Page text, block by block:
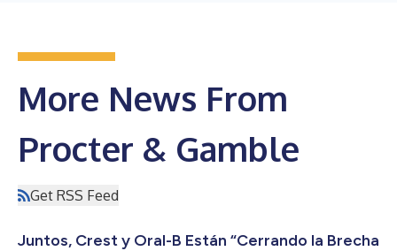
More News From
Procter & Gamble
Get RSS Feed
Juntos, Crest y Oral-B Están “Cerrando la Brecha